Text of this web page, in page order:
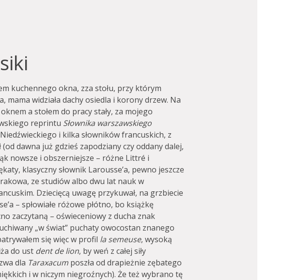
kuchennego okna, zza stołu, przy którym
mama widziała dachy osiedla i korony drzew. Na
a stołem do pracy stały, za mojego
reprintu Słownika warszawskiego
i kilka słowników francuskich, z
dawna już gdzieś zapodziany czy oddany dalej,
nowsze i obszerniejsze – różne Littré i
klasyczny słownik Larousse’a, pewno jeszcze
ze studiów albo dwu lat nauk w
Dziecięcą uwagę przykuwał, na grzbiecie
– spłowiałe różowe płótno, bo książkę
zaczytaną – oświeceniowy z ducha znak
„w świat” puchaty owocostan znanego
się więc w profil la semeuse, wysoką
do ust dent de lion, by weń z całej siły
dla Taraxacum poszła od drapieżnie zębatego
i w niczym niegroźnych). Że też wybrano tę